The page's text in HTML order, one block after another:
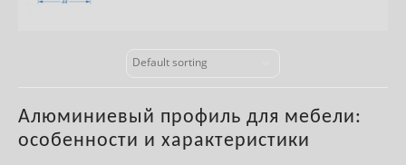
Алюминиевый профиль для мебели:
особенности и характеристики